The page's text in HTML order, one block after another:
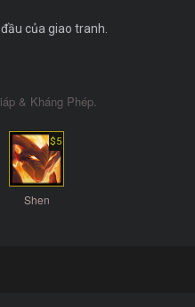
của giao tranh.
& Kháng Phép.
$5
Shen